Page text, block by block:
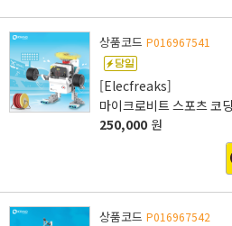
상품코드 P016967541
[Elecfreaks]
마이크로비트 스포츠 코
250,000 원
상품코드 P016967542